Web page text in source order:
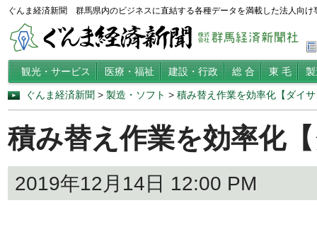
ぐんま経済新聞 群馬県内のビジネスに直結する各種データを満載した法人向け
観光・サービス 医療・福祉 建設・行政 総 合 東 毛
ぐんま経済新聞 > 製造・ソフト > 積み替え作業を効率化【ダイ
積み替え作業を効率化
2019年12月14日 12:00 PM